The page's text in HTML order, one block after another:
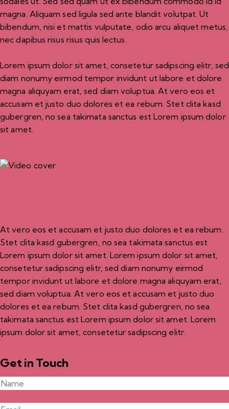
magna. Aliquam sed ligula sed ante blandit volutpat. Ut
bibendum, nisi et mattis vulputate, odio arcu aliquet metus,
nec dapibus risus risus quis lectus.
Lorem ipsum dolor sit amet, consetetur sadipscing elitr, sed
diam nonumy eirmod tempor invidunt ut labore et dolore
magna aliquyam erat, sed diam voluptua. At vero eos et
accusam et justo duo dolores et ea rebum. Stet clita kasd
gubergren, no sea takimata sanctus est Lorem ipsum dolor
sit amet.
At vero eos et accusam et justo duo dolores et ea rebum.
Stet clita kasd gubergren, no sea takimata sanctus est
Lorem ipsum dolor sit amet. Lorem ipsum dolor sit amet,
consetetur sadipscing elitr, sed diam nonumy eirmod
tempor invidunt ut labore et dolore magna aliquyam erat,
sed diam voluptua. At vero eos et accusam et justo duo
dolores et ea rebum. Stet clita kasd gubergren, no sea
takimata sanctus est Lorem ipsum dolor sit amet. Lorem
ipsum dolor sit amet, consetetur sadipscing elitr.
Get in Touch